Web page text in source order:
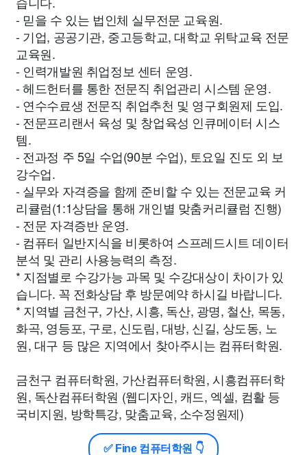
- 믿을 수 있는 법인체 실무전문 교육원.
- 기업, 공공기관, 중고등학교, 대학교 위탁교육 전문
교육원.
- 인력개발원 취업정보 센터 운영.
- 헤드헌터를 통한 전문직 취업관리 시스템 운영.
- 연수수료생 전문직 취업추천 및 영구회원제 도입.
- 전문프리랜서 육성 및 창업육성 인큐메이터 시스
템.
- 전과정 주 5일 수업(90분 수업), 토요일 진도 외 보
강수업.
- 실무와 자격증을 함께 준비할 수 있는 전문교육 커
리큘럼(1:1상담을 통해 개인별 맞춤커리큘럼 진행)
- 전문 자격증반 운영.
- 컴퓨터 일반지식을 비롯하여 스프레드시트 데이터
분석 및 관리 사용능력의 측정.
* 지점별로 수강가능 과목 및 수강대상이 차이가 있
습니다. 꼭 전화상담 후 방문예약 하시길 바랍니다.
* 지역별 금천구, 가산, 시흥, 독산, 광명, 철산, 목동,
화곡, 영등포, 구로, 신도림, 대방, 신길, 상도동, 노
원, 대구 등 많은 지역에서 찾아주시는 컴퓨터학원.
금천구 컴퓨터학원, 가산컴퓨터학원, 시흥컴퓨터학
원, 독산컴퓨터학원 (웹디자인, 캐드, 엑셀, 컴활 등
국비지원, 방학특강, 맞춤교육, 소수정원제)
✅ Fine 컴퓨터학원 👇